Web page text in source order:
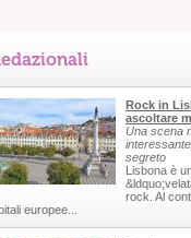
Rock in
ascoltare
Una scena
segreto
Lisbona è
rock. Al
europee...